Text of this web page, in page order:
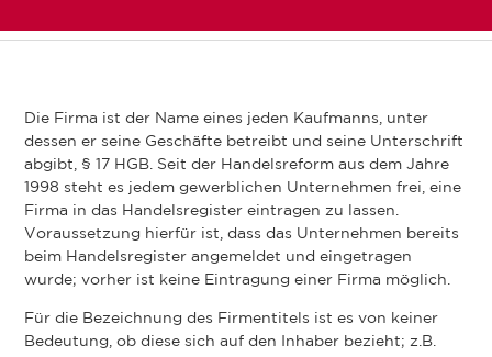
Die Firma ist der Name eines jeden Kaufmanns, unter
dessen er seine Geschäfte betreibt und seine Unterschrift
abgibt, § 17 HGB. Seit der Handelsreform aus dem Jahre
1998 steht es jedem gewerblichen Unternehmen frei, eine
Firma in das Handelsregister eintragen zu lassen.
Voraussetzung hierfür ist, dass das Unternehmen bereits
beim Handelsregister angemeldet und eingetragen
wurde; vorher ist keine Eintragung einer Firma möglich.
Für die Bezeichnung des Firmentitels ist es von keiner
Bedeutung, ob diese sich auf den Inhaber bezieht; z.B.